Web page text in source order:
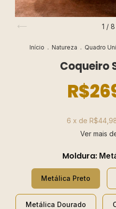
1 / 8
Início . Natureza . Quadro
Coqueiro
6 x de
Ver mais
Moldura:
Metálica Preto
Metálica Dourado